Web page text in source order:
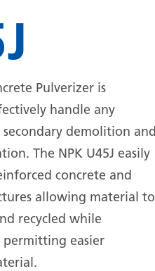
Pulverizer is
handle any
demolition and
The NPK U45J easily
concrete and
allowing material to
recycled while
permitting easier